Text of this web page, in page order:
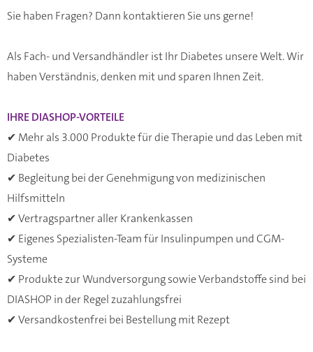
Sie haben Fragen? Dann kontaktieren Sie uns gerne!
Als Fach- und Versandhändler ist Ihr Diabetes unsere Welt. Wir
haben Verständnis, denken mit und sparen Ihnen Zeit.
IHRE DIASHOP-VORTEILE
✔ Mehr als 3.000 Produkte für die Therapie und das Leben mit
Diabetes
✔ Begleitung bei der Genehmigung von medizinischen
Hilfsmitteln
✔ Vertragspartner aller Krankenkassen
✔ Eigenes Spezialisten-Team für Insulinpumpen und CGM-
Systeme
✔ Produkte zur Wundversorgung sowie Verbandstoffe sind bei
DIASHOP in der Regel zuzahlungsfrei
✔ Versandkostenfrei bei Bestellung mit Rezept